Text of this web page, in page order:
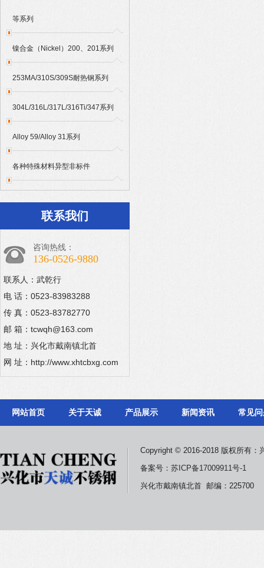
等系列
镍合金（Nickel）200、201系列
253MA/310S/309S耐热钢系列
304L/316L/317L/316Ti/347系列
Alloy 59/Alloy 31系列
各种特殊材料异型非标件
联系我们
咨询热线：
136-0526-9880
联系人：武乾行
电 话：0523-83983288
传 真：0523-83782770
邮 箱：tcwqh@163.com
地 址：兴化市戴南镇北首
网 址： http://www.xhtcbxg.com
网站首页 关于天诚 产品展示 新闻资讯 常见
Copyright © 2016-2018 版权所有：
备案号：苏ICP备17009911号-1
兴化市戴南镇北首 邮编：225700